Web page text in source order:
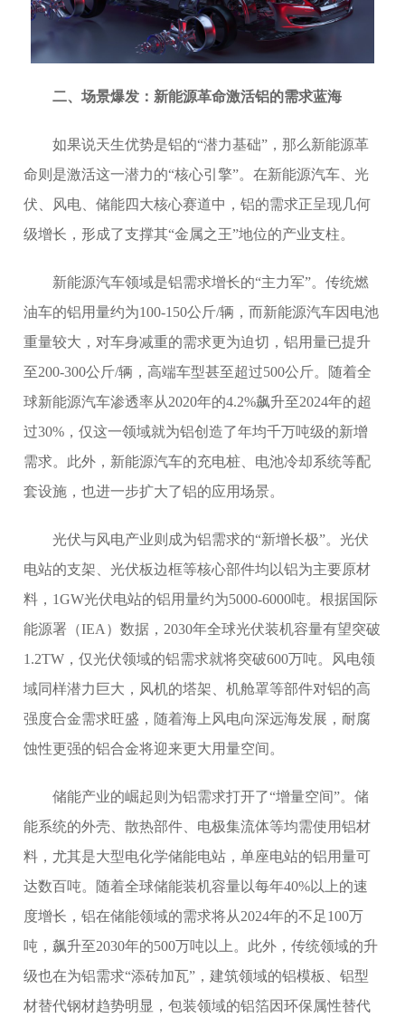
二、场景爆发：新能源革命激活铝的需求蓝海
如果说天生优势是铝的“潜力基础”，那么新能源革
命则是激活这一潜力的“核心引擎”。在新能源汽车、光
伏、风电、储能四大核心赛道中，铝的需求正呈现几何
级增长，形成了支撑其“金属之王”地位的产业支柱。
新能源汽车领域是铝需求增长的“主力军”。传统燃
油车的铝用量约为100-150公斤/辆，而新能源汽车因电池
重量较大，对车身减重的需求更为迫切，铝用量已提升
至200-300公斤/辆，高端车型甚至超过500公斤。随着全
球新能源汽车渗透率从2020年的4.2%飙升至2024年的超
过30%，仅这一领域就为铝创造了年均千万吨级的新增
需求。此外，新能源汽车的充电桩、电池冷却系统等配
套设施，也进一步扩大了铝的应用场景。
光伏与风电产业则成为铝需求的“新增长极”。光伏
电站的支架、光伏板边框等核心部件均以铝为主要原材
料，1GW光伏电站的铝用量约为5000-6000吨。根据国际
能源署（IEA）数据，2030年全球光伏装机容量有望突破
1.2TW，仅光伏领域的铝需求就将突破600万吨。风电领
域同样潜力巨大，风机的塔架、机舱罩等部件对铝的高
强度合金需求旺盛，随着海上风电向深远海发展，耐腐
蚀性更强的铝合金将迎来更大用量空间。
储能产业的崛起则为铝需求打开了“增量空间”。储
能系统的外壳、散热部件、电极集流体等均需使用铝材
料，尤其是大型电化学储能电站，单座电站的铝用量可
达数百吨。随着全球储能装机容量以每年40%以上的速
度增长，铝在储能领域的需求将从2024年的不足100万
吨，飙升至2030年的500万吨以上。此外，传统领域的升
级也在为铝需求“添砖加瓦”，建筑领域的铝模板、铝型
材替代钢材趋势明显，包装领域的铝箔因环保属性替代